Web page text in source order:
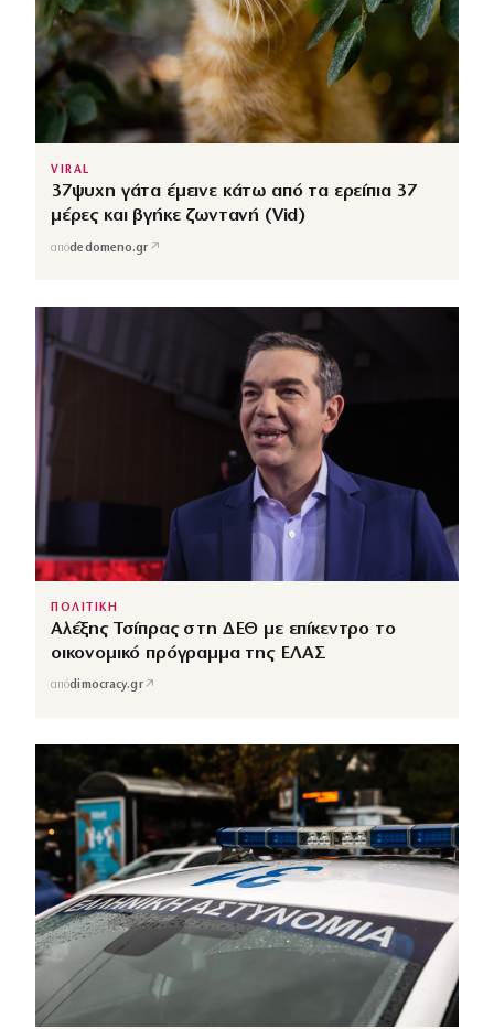
VIRAL
37ψυχη γάτα έμεινε κάτω από τα ερείπια 37
μέρες και βγήκε ζωντανή (Vid)
απόdedomeno.gr ↗
ΠΟΛΙΤΙΚΗ
Αλέξης Τσίπρας στη ΔΕΘ με επίκεντρο το
οικονομικό πρόγραμμα της ΕΛΑΣ
απόdimocracy.gr↗